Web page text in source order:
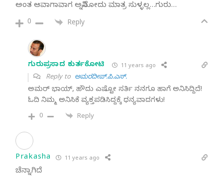
ಅಂತ ಆವಾಗಾವಾಗ ಅನ್ನಿಸೋದು ಮಾತ್ರ ಸುಳ್ಳಲ್ಲ…ಗುರು…
0 Reply
ಗುರುಪ್ರಸಾದ ಕುರ್ತಕೋಟಿ 11 years ago
Reply to ಅಮರದೀಪ್.ಪಿ.ಎಸ್.
ಅಮರ್ ಭಾಯ್, ಹೌದು ಎಷ್ಟೋ ಸರ್ತಿ ನನಗೂ ಹಾಗೆ ಅನಿಸಿದ್ದಿದೆ!
ಓದಿ ನಿಮ್ಮ ಅನಿಸಿಕೆ ವ್ಯಕ್ತಪಡಿಸಿದ್ದಕ್ಕೆ ಧನ್ಯವಾದಗಳು!
0 Reply
Prakasha 11 years ago
ಚೆನ್ನಾಗಿದೆ